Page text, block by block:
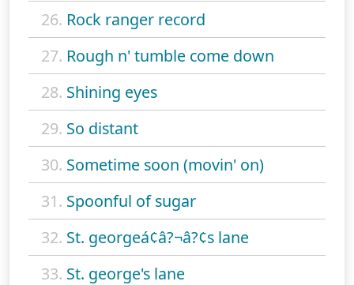
26. Rock ranger record
27. Rough n' tumble come down
28. Shining eyes
29. So distant
30. Sometime soon (movin' on)
31. Spoonful of sugar
32. St. georgeá¢â?¬â?¢s lane
33. St. george's lane